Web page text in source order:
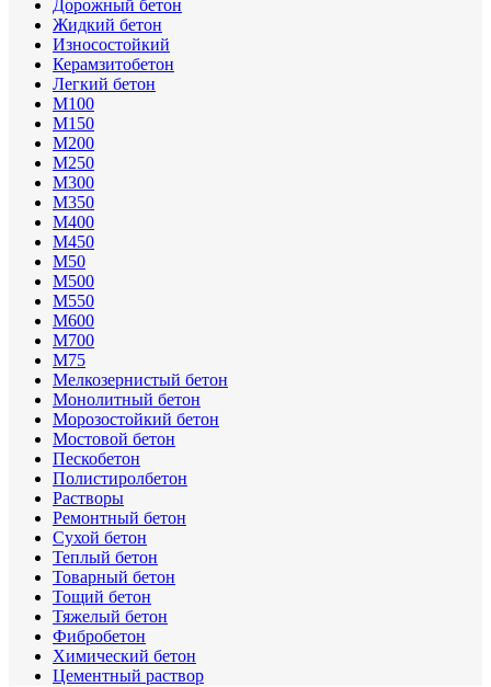
Дорожный бетон
Жидкий бетон
Износостойкий
Керамзитобетон
Легкий бетон
М100
М150
М200
М250
М300
М350
М400
М450
М50
М500
М550
М600
М700
М75
Мелкозернистый бетон
Монолитный бетон
Морозостойкий бетон
Мостовой бетон
Пескобетон
Полистиролбетон
Растворы
Ремонтный бетон
Сухой бетон
Теплый бетон
Товарный бетон
Тощий бетон
Тяжелый бетон
Фибробетон
Химический бетон
Цементный раствор